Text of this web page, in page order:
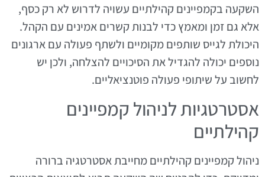
השקעה בקמפיינים קהילתיים עשויה לדרוש לא רק כסף,
אלא גם זמן ומאמץ כדי לבנות קשרים אמינים עם הקהל.
היכולת לגייס שותפים מקומיים ולשתף פעולה עם ארגונים
נוספים יכולה להגדיל את הסיכויים להצלחה, ולכן יש
לחשוב על שיתופי פעולה פוטנציאליים.
אסטרטגיות לניהול קמפיינים
קהילתיים
ניהול קמפיינים קהילתיים מחייבת אסטרטגיה ברורה